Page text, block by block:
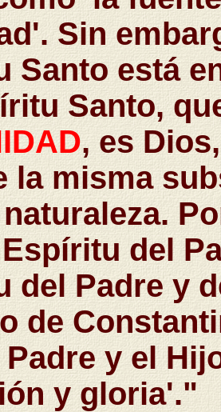
Sin
Santo está
Santo,
, es
la misma
del
del Padre y
de
y el
y gloria'."